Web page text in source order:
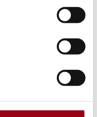
a ricevere
caso per
elementi, tra
il
coinvolta e il
dei fatti.